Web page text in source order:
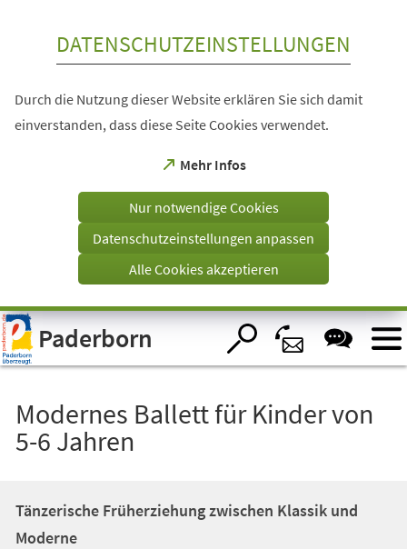
Visuelle
Assistenzsoftware
öffnen.
DATENSCHUTZEINSTELLUNGEN
Durch die Nutzung dieser Website erklären Sie sich damit
einverstanden, dass diese Seite Cookies verwendet.
Mehr Infos
(Öffnet
einem
Tab)
Nur notwendige Cookies
Datenschutzeinstellungen anpassen
Alle Cookies akzeptieren
Paderborn
Modernes Ballett für Kinder von
5-6 Jahren
Tänzerische Früherziehung zwischen Klassik und
Moderne